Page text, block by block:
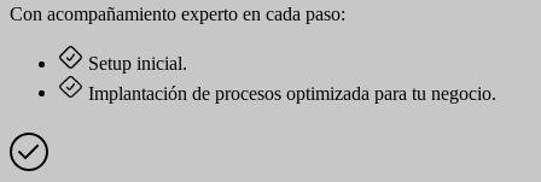
Con acompañamiento experto en cada paso:
Setup inicial.
Implantación de procesos optimizada para tu negocio.